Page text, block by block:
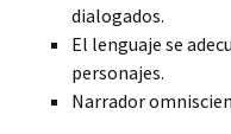
dialogados.
El lenguaje se
personajes.
Narrador